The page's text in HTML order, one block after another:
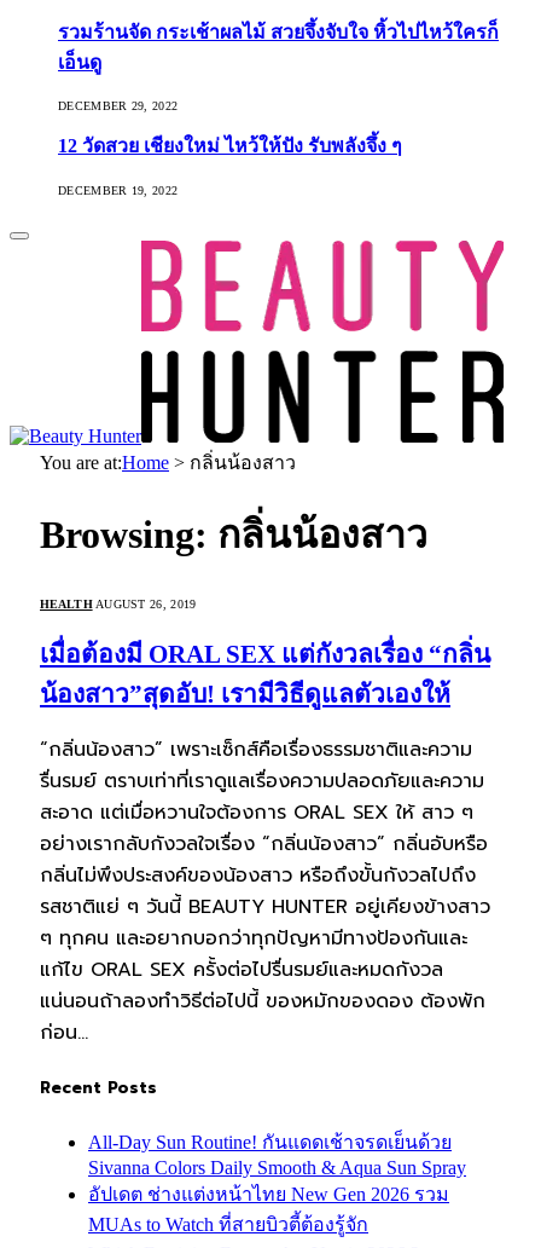
รวมร้านจัด กระเช้าผลไม้ สวยจึ้งจับใจ หิ้วไปไหว้ใครก็
เอ็นดู
DECEMBER 29, 2022
12 วัดสวย เชียงใหม่ ไหว้ให้ปัง รับพลังจึ้ง ๆ
DECEMBER 19, 2022
You are at:Home > กลิ่นน้องสาว
Browsing: กลิ่นน้องสาว
HEALTH AUGUST 26, 2019
เมื่อต้องมี ORAL SEX แต่กังวลเรื่อง “กลิ่น
น้องสาว”สุดอับ! เรามีวิธีดูแลตัวเองให้
“กลิ่นน้องสาว” เพราะเซ็กส์คือเรื่องธรรมชาติและความ
รื่นรมย์ ตราบเท่าที่เราดูแลเรื่องความปลอดภัยและความ
สะอาด แต่เมื่อหวานใจต้องการ ORAL SEX ให้ สาว ๆ
อย่างเรากลับกังวลใจเรื่อง “กลิ่นน้องสาว” กลิ่นอับหรือ
กลิ่นไม่พึงประสงค์ของน้องสาว หรือถึงขั้นกังวลไปถึง
รสชาติแย่ ๆ วันนี้ BEAUTY HUNTER อยู่เคียงข้างสาว
ๆ ทุกคน และอยากบอกว่าทุกปัญหามีทางป้องกันและ
แก้ไข ORAL SEX ครั้งต่อไปรื่นรมย์และหมดกังวล
แน่นอนถ้าลองทำวิธีต่อไปนี้ ของหมักของดอง ต้องพัก
ก่อน…
Recent Posts
All-Day Sun Routine! กันแดดเช้าจรดเย็นด้วย
Sivanna Colors Daily Smooth & Aqua Sun Spray
อัปเดต ช่างแต่งหน้าไทย New Gen 2026 รวม
MUAs to Watch ที่สายบิวตี้ต้องรู้จัก